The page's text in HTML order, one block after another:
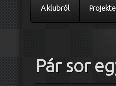
A klubról
Pár sor